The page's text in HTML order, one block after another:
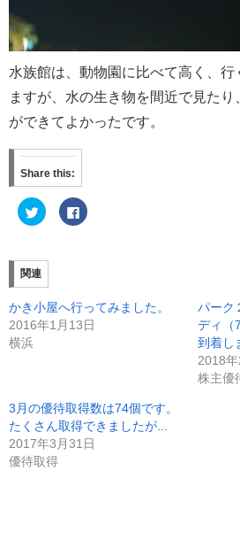
水族館は、動物園に比べて高く、
ますが、水の生き物を間近で見た
ができてよかったです。
Share this:
ク
リ
て
T
w
t
t
e
r
し
い
ウ
ィ
ン
ド
ウ
F
a
共
有
す
る
ク
し
て
く
だ
さ
関連
かき小屋へ行ってみました。
2016年1月13日
横浜
パーク
ディ（
到着し
2018年
株主優
3月の優待取得数は74個です。
たくさん取得できましたが...
2017年3月31日
優待取得